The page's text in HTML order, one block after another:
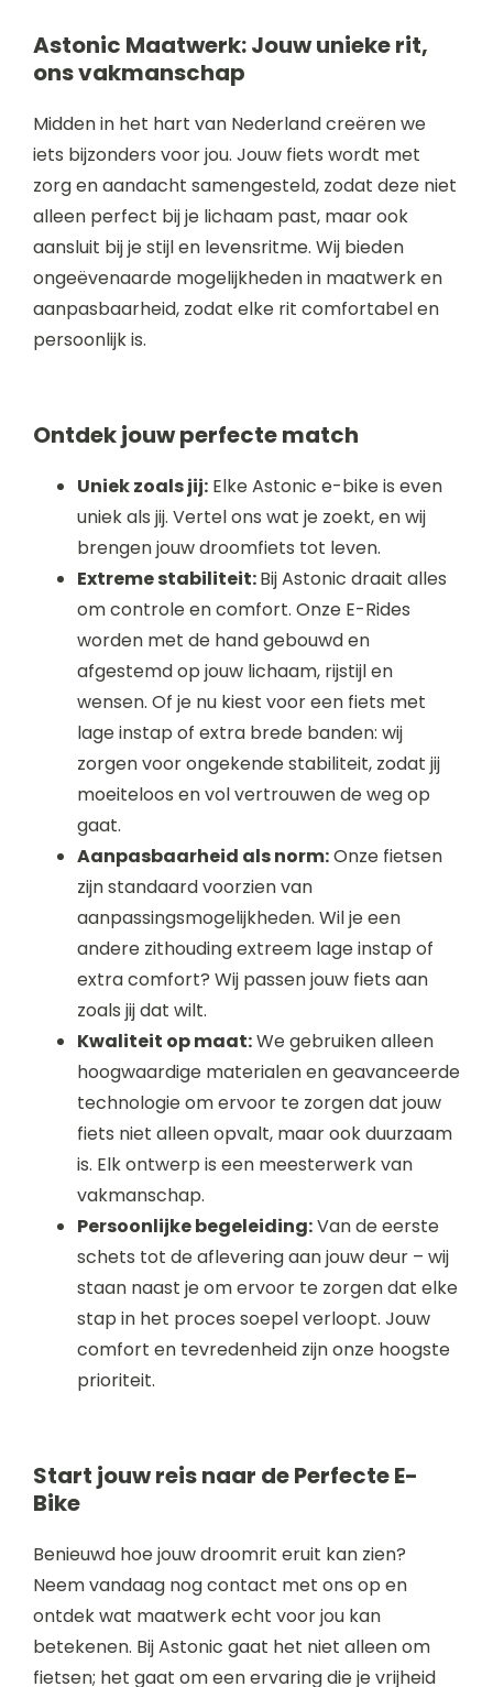
Astonic Maatwerk: Jouw unieke rit,
ons vakmanschap
Midden in het hart van Nederland creëren we
iets bijzonders voor jou. Jouw fiets wordt met
zorg en aandacht samengesteld, zodat deze niet
alleen perfect bij je lichaam past, maar ook
aansluit bij je stijl en levensritme. Wij bieden
ongeëvenaarde mogelijkheden in maatwerk en
aanpasbaarheid, zodat elke rit comfortabel en
persoonlijk is.
Ontdek jouw perfecte match
Uniek zoals jij: Elke Astonic e-bike is even
uniek als jij. Vertel ons wat je zoekt, en wij
brengen jouw droomfiets tot leven.
Extreme stabiliteit:Bij Astonic draait alles
om controle en comfort. Onze E-Rides
worden met de hand gebouwd en
afgestemd op jouw lichaam, rijstijl en
wensen. Of je nu kiest voor een fiets met
lage instap of extra brede banden: wij
zorgen voor ongekende stabiliteit, zodat jij
moeiteloos en vol vertrouwen de weg op
gaat.
Aanpasbaarheid als norm:Onze fietsen
zijn standaard voorzien van
aanpassingsmogelijkheden. Wil je een
andere zithouding extreem lage instap of
extra comfort? Wij passen jouw fiets aan
zoals jij dat wilt.
Kwaliteit op maat:We gebruiken alleen
hoogwaardige materialen en geavanceerde
technologie om ervoor te zorgen dat jouw
fiets niet alleen opvalt, maar ook duurzaam
is. Elk ontwerp is een meesterwerk van
vakmanschap.
Persoonlijke begeleiding:Van de eerste
schets tot de aflevering aan jouw deur – wij
staan naast je om ervoor te zorgen dat elke
stap in het proces soepel verloopt. Jouw
comfort en tevredenheid zijn onze hoogste
prioriteit.
Start jouw reis naar de Perfecte E-
Bike
Benieuwd hoe jouw droomrit eruit kan zien?
Neem vandaag nog contact met ons op en
ontdek wat maatwerk echt voor jou kan
betekenen. Bij Astonic gaat het niet alleen om
fietsen; het gaat om een ervaring die je vrijheid